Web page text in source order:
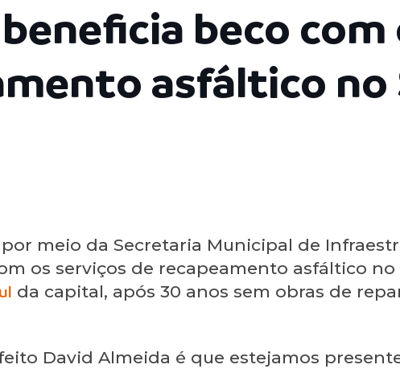
beco com
asfáltico no
meio da Secretaria Municipal de
os serviços de recapeamento asfáltico
da capital, após 30 anos sem obras de
David Almeida é que estejamos